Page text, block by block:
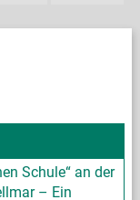
Schule“ an der
– Ein